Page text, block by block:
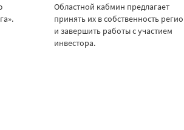
Областной кабмин предлагает
принять их в собственность
и завершить работы с участием
инвестора.